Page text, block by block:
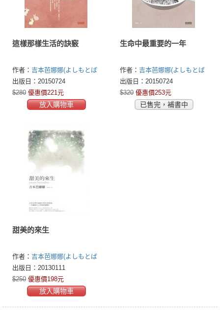
這樣那樣生活的訣竅
作者： 吉本芭娜娜(よしもとば
なな)
出版日：20150724
$280 優惠價221元
放入購物車
生命中最重要的一年
作者： 吉本芭娜娜(よしもとば
なな)
出版日：20150724
$320 優惠價253元
已售完，補書中
甜美的來生
作者： 吉本芭娜娜(よしもとば
なな)
出版日：20130111
$250 優惠價198元
放入購物車